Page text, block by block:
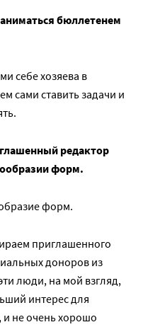
бюллетенем
себе хозяева в
сами ставить задачи и
редактор
форм.
форм.
приглашенного
доноров из
люди, на мой взгляд,
интерес для
не очень хорошо